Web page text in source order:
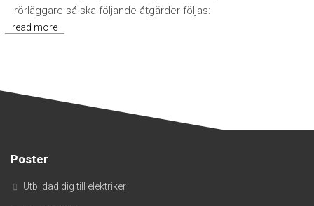
rörläggare så ska följande åtgärder följas:
read more
Poster
Utbildad dig till elektriker